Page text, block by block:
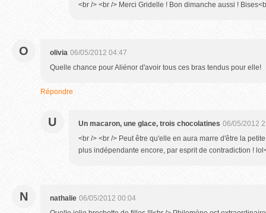
<br /> <br /> Merci Gridelle ! Bon dimanche aussi !
O olivia 06/05/2012 04:47
Quelle chance pour Aliénor d'avoir tous ces bras tendus pour elle!
Répondre
U Un macaron, une glace, trois chocolatines 06/05/2012
<br /> <br /> Peut être qu'elle en aura marre d'être la
plus indépendante encore, par esprit de contradiction !
N nathalie 06/05/2012 00:04